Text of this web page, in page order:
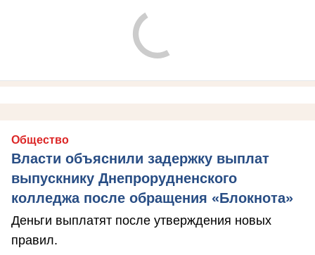
Общество
Власти объяснили задержку выплат
выпускнику Днепрорудненского
колледжа после обращения «Блокнота»
Деньги выплатят после утверждения новых
правил.